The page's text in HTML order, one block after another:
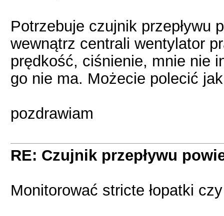
Potrzebuje czujnik przepływu
wewnątrz centrali wentylator
prędkość, ciśnienie, mnie nie
go nie ma. Możecie polecić
pozdrawiam
RE: Czujnik przepływu
Monitorować stricte łopatki